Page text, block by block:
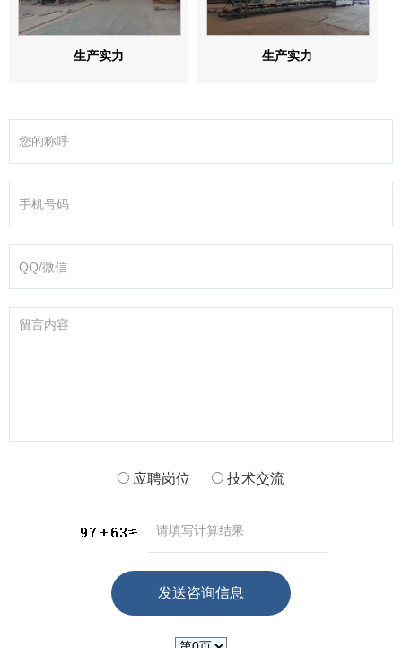
生产实力 生产实力
应聘岗位 技术交流